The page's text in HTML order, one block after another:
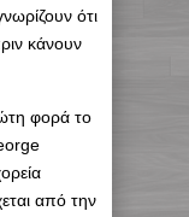
ότι
κάνουν
φορά το
από την